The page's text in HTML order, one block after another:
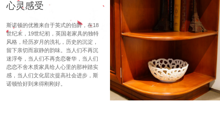
心灵感受
斯诺顿的优雅来自于英式的伯爵，在18
世纪末，19世纪初，英国老家具的独特
风格，经历岁月的洗礼，历史的沉淀，
留下亲切而寂静的韵味。当人们不再沉
迷浮夸，当人们不再贪恋奢华，当人们
恋恋不舍木质家具给人心里的那种踏实
感，当人们文化层次提高社会进步，斯
诺顿恰好到来得刚刚好。